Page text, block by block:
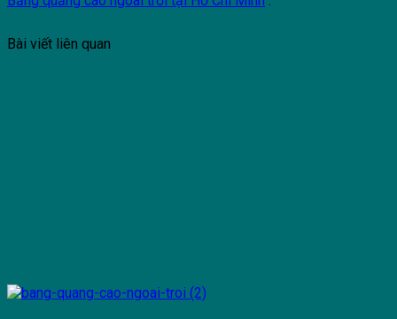
Bài viết liên quan